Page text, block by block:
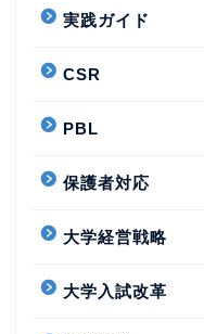
実践ガイド
CSR
PBL
保護者対応
大学経営戦略
大学入試改革